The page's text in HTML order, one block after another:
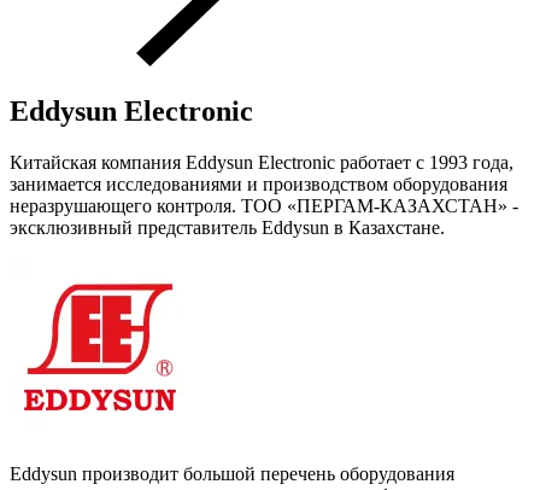
Eddysun Electronic
Китайская компания Eddysun Electronic работает с 1993 года,
занимается исследованиями и производством оборудования
неразрушающего контроля. ТОО «ПЕРГАМ-КАЗАХСТАН» -
эксклюзивный представитель Eddysun в Казахстане.
Eddysun производит большой перечень оборудования